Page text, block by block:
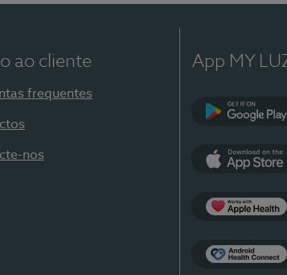
ao cliente
frequentes
nos
App MY